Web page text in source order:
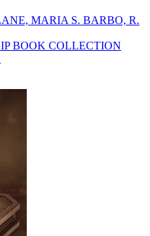
MARIA S. BARBO, R.
BOOK COLLECTION